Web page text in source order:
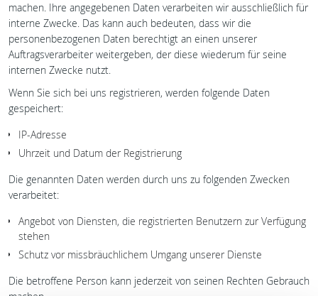
machen. Ihre angegebenen Daten verarbeiten wir ausschließlich für
interne Zwecke. Das kann auch bedeuten, dass wir die
personenbezogenen Daten berechtigt an einen unserer
Auftragsverarbeiter weitergeben, der diese wiederum für seine
internen Zwecke nutzt.
Wenn Sie sich bei uns registrieren, werden folgende Daten
gespeichert:
IP-Adresse
Uhrzeit und Datum der Registrierung
Die genannten Daten werden durch uns zu folgenden Zwecken
verarbeitet:
Angebot von Diensten, die registrierten Benutzern zur Verfügung
stehen
Schutz vor missbräuchlichem Umgang unserer Dienste
Die betroffene Person kann jederzeit von seinen Rechten Gebrauch